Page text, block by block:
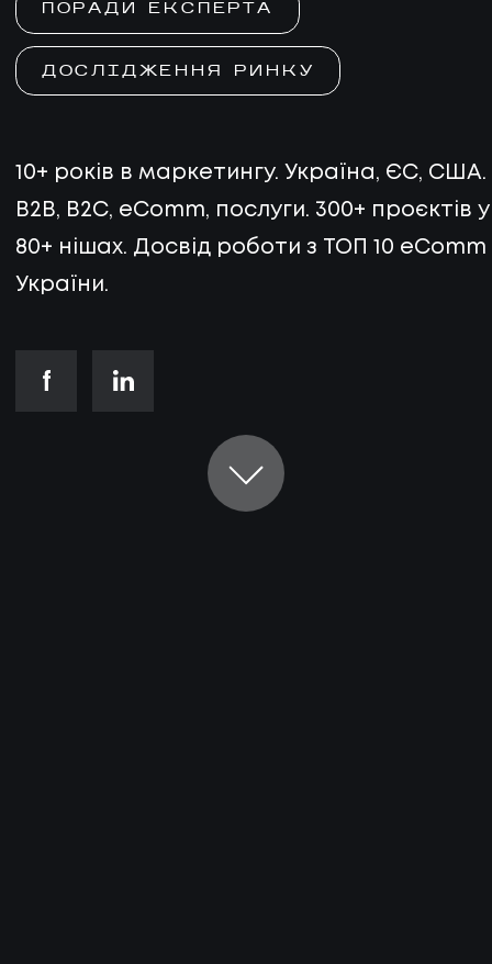
ПОРАДИ ЕКСПЕРТА
ДОСЛІДЖЕННЯ РИНКУ
10+ років в маркетингу. Україна, ЄС, США.
B2B, B2C, eComm, послуги. 300+ проєктів у
80+ нішах. Досвід роботи з ТОП 10 eComm
України.